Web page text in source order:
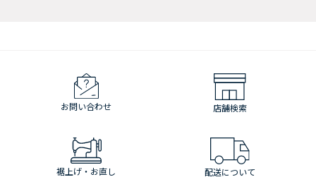
お問い合わせ 店舗検索
裾上げ・お直し 配送について